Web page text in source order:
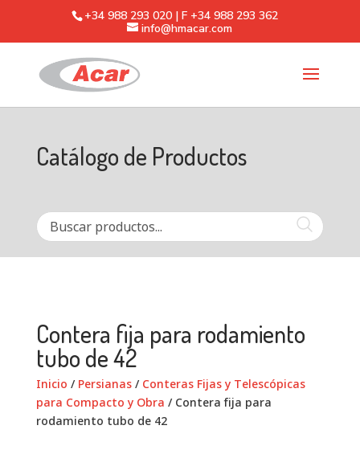
+34 988 293 020 | F +34 988 293 362
info@hmacar.com
Catálogo de Productos
Contera fija para rodamiento
tubo de 42
Inicio / Persianas/ Conteras Fijas y Telescópicas
para Compacto y Obra / Contera fija para
rodamiento tubo de 42